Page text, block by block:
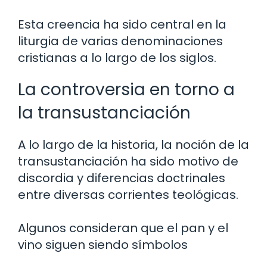
Esta creencia ha sido central en la
liturgia de varias denominaciones
cristianas a lo largo de los siglos.
La controversia en torno a
la transustanciación
A lo largo de la historia, la noción de la
transustanciación ha sido motivo de
discordia y diferencias doctrinales
entre diversas corrientes teológicas.
Algunos consideran que el pan y el
vino siguen siendo símbolos